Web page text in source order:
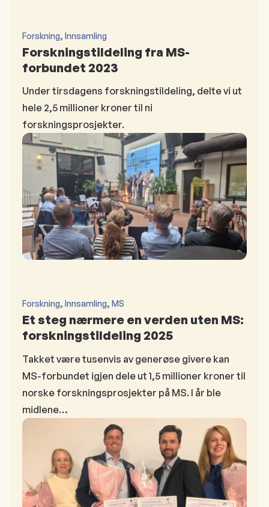
Forskning, Innsamling
Forskningstildeling fra MS-
forbundet 2023
Under tirsdagens forskningstildeling, delte vi ut
hele 2,5 millioner kroner til ni
forskningsprosjekter.
Forskning, Innsamling, MS
Et steg nærmere en verden uten MS:
forskningstildeling 2025
Takket være tusenvis av generøse givere kan
MS-forbundet igjen dele ut 1,5 millioner kroner til
norske forskningsprosjekter på MS. I år ble
midlene…